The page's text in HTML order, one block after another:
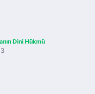
Dini Hükmü